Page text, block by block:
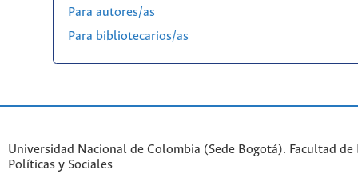
Para autores/as
Para bibliotecarios/as
Universidad Nacional de Colombia (Sede Bogotá). Facultad de
Políticas y Sociales